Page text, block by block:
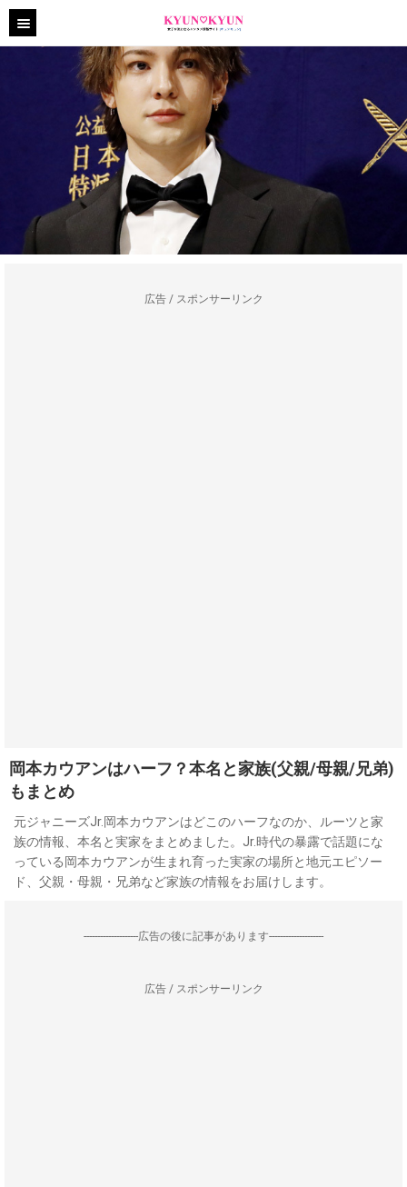
広告 / スポンサーリンク
岡本カウアンはハーフ？本名と家族(父親/母親/兄弟)
もまとめ
元ジャニーズJr.岡本カウアンはどこのハーフなのか、ルーツと家
族の情報、本名と実家をまとめました。Jr.時代の暴露で話題にな
っている岡本カウアンが生まれ育った実家の場所と地元エピソー
ド、父親・母親・兄弟など家族の情報をお届けします。
--------------------広告の後に記事があります--------------------
広告 / スポンサーリンク